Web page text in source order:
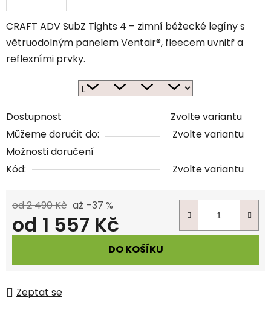
CRAFT ADV SubZ Tights 4 – zimní běžecké legíny s
větruodolným panelem Ventair®, fleecem uvnitř a
reflexními prvky.
Dostupnost
Zvolte variantu
Můžeme doručit do:
Zvolte variantu
Možnosti doručení
Kód:
Zvolte variantu
od 2 490 Kč až –37 %
od 1 557 Kč
DO KOŠÍKU
Zeptat se